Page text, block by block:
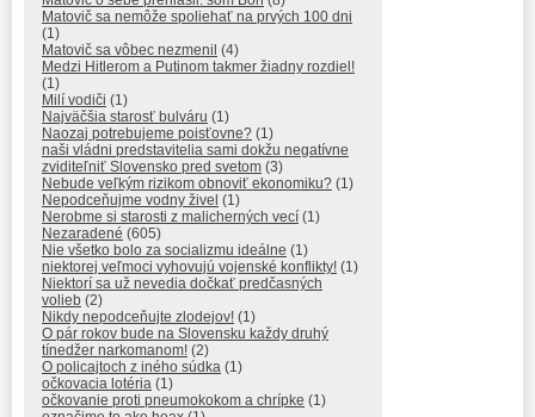
Matovič sa nemôže spoliehať na prvých 100 dni
(1)
Matovič sa vôbec nezmenil (4)
Medzi Hitlerom a Putinom takmer žiadny rozdiel!
(1)
Milí vodiči (1)
Najväčšia starosť bulváru (1)
Naozaj potrebujeme poisťovne? (1)
naši vládni predstavitelia sami dokžu negatívne
zviditeľniť Slovensko pred svetom (3)
Nebude veľkým rizikom obnoviť ekonomiku? (1)
Nepodceňujme vodny živel (1)
Nerobme si starosti z malicherných vecí (1)
Nezaradené (605)
Nie všetko bolo za socializmu ideálne (1)
niektorej veľmoci vyhovujú vojenské konflikty! (1)
Niektorí sa už nevedia dočkať predčasných
volieb (2)
Nikdy nepodceňujte zlodejov! (1)
O pár rokov bude na Slovensku každy druhý
tínedžer narkomanom! (2)
O policajtoch z iného súdka (1)
očkovacia lotéria (1)
očkovanie proti pneumokokom a chrípke (1)